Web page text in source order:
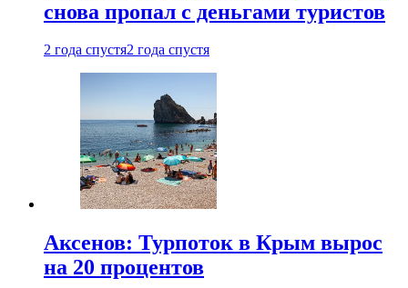
снова пропал с деньгами туристов
2 года спустя2 года спустя
Аксенов: Турпоток в Крым вырос
на 20 процентов